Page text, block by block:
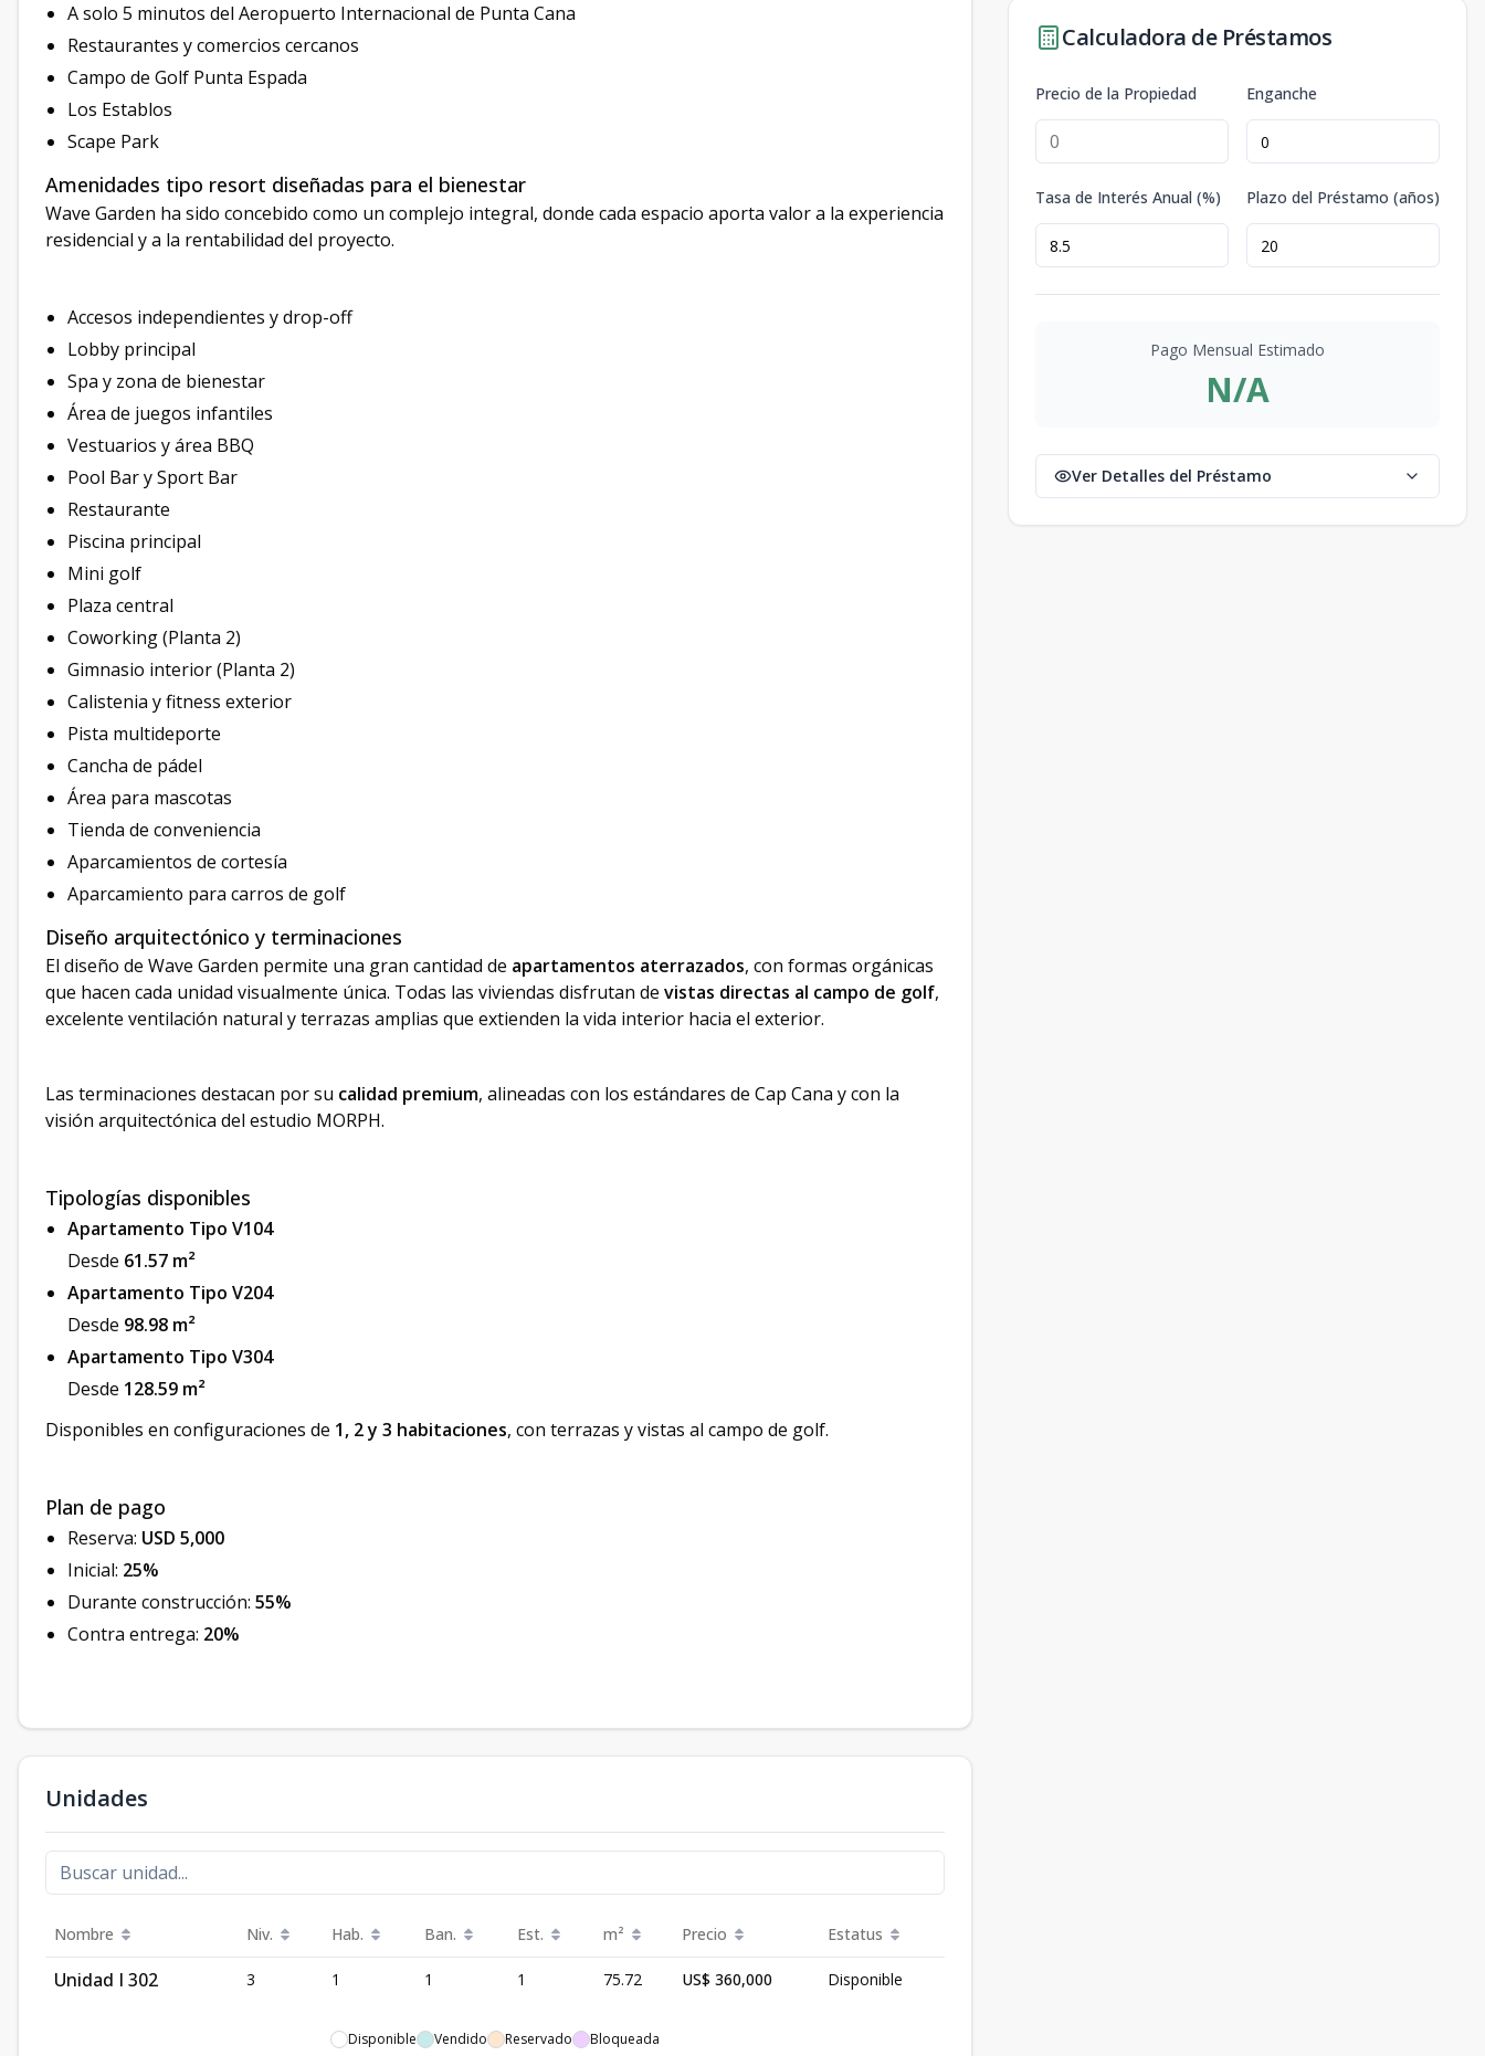
A solo 5 minutos del Aeropuerto Internacional de Punta Cana
Restaurantes y comercios cercanos
Campo de Golf Punta Espada
Los Establos
Scape Park
Amenidades tipo resort diseñadas para el bienestar
Wave Garden ha sido concebido como un complejo integral, donde cada espacio aporta valor a la experiencia
residencial y a la rentabilidad del proyecto.
Accesos independientes y drop-off
Lobby principal
Spa y zona de bienestar
Área de juegos infantiles
Vestuarios y área BBQ
Pool Bar y Sport Bar
Restaurante
Piscina principal
Mini golf
Plaza central
Coworking (Planta 2)
Gimnasio interior (Planta 2)
Calistenia y fitness exterior
Pista multideporte
Cancha de pádel
Área para mascotas
Tienda de conveniencia
Aparcamientos de cortesía
Aparcamiento para carros de golf
Diseño arquitectónico y terminaciones
El diseño de Wave Garden permite una gran cantidad de apartamentos aterrazados, con formas orgánicas
que hacen cada unidad visualmente única. Todas las viviendas disfrutan de vistas directas al campo de golf,
excelente ventilación natural y terrazas amplias que extienden la vida interior hacia el exterior.
Las terminaciones destacan por su calidad premium, alineadas con los estándares de Cap Cana y con la
visión arquitectónica del estudio MORPH.
Tipologías disponibles
Apartamento Tipo V104
Desde 61.57 m²
Apartamento Tipo V204
Desde 98.98 m²
Apartamento Tipo V304
Desde 128.59 m²
Disponibles en configuraciones de 1, 2 y 3 habitaciones, con terrazas y vistas al campo de golf.
Plan de pago
Reserva: USD 5,000
Inicial: 25%
Durante construcción: 55%
Contra entrega: 20%
Unidades
Nombre Niv. Hab. Ban. Est. m² Precio Estatus
Unidad I 302 3 1 1 1 75.72 US$ 360,000 Disponible
Disponible Vendido Reservado Bloqueada
Calculadora de Préstamos
Precio de la Propiedad Enganche
Tasa de Interés Anual (%) Plazo del Préstamo (años)
Pago Mensual Estimado
N/A
Ver Detalles del Préstamo